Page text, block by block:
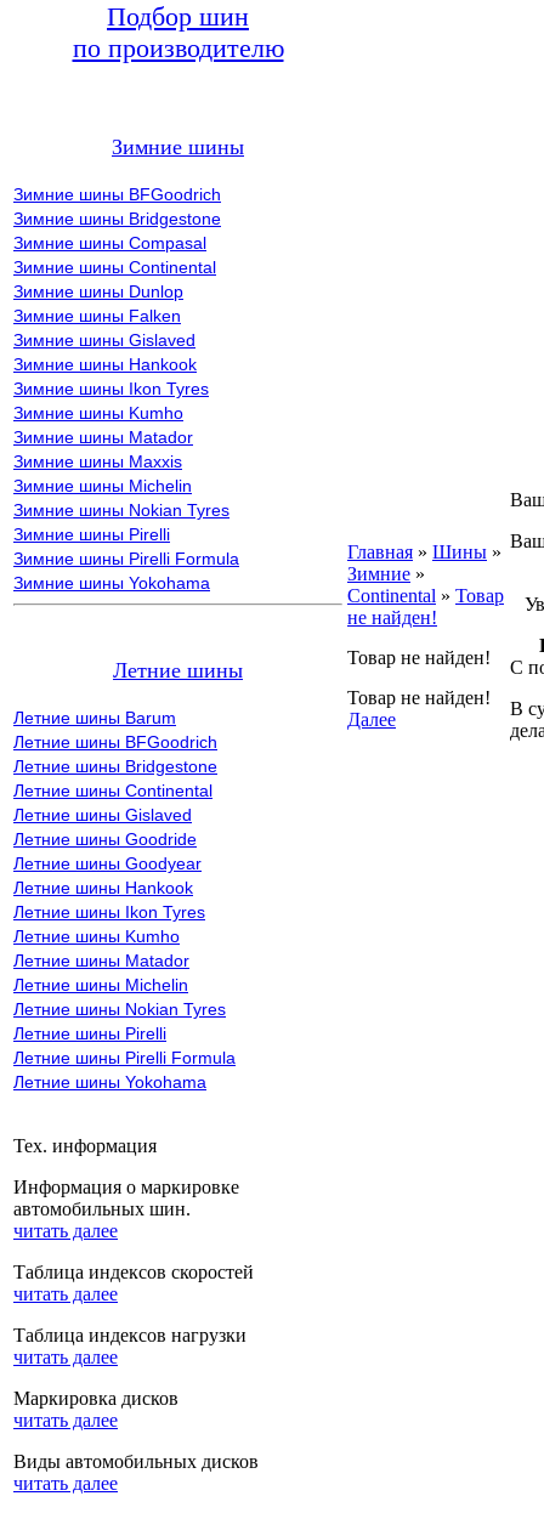
Подбор шин
по производителю
Зимние шины
Зимние шины BFGoodrich
Зимние шины Bridgestone
Зимние шины Compasal
Зимние шины Continental
Зимние шины Dunlop
Зимние шины Falken
Зимние шины Gislaved
Зимние шины Hankook
Зимние шины Ikon Tyres
Зимние шины Kumho
Зимние шины Matador
Зимние шины Maxxis
Зимние шины Michelin
Зимние шины Nokian Tyres
Зимние шины Pirelli
Зимние шины Pirelli Formula
Зимние шины Yokohama
Летние шины
Летние шины Barum
Летние шины BFGoodrich
Летние шины Bridgestone
Летние шины Continental
Летние шины Gislaved
Летние шины Goodride
Летние шины Goodyear
Летние шины Hankook
Летние шины Ikon Tyres
Летние шины Kumho
Летние шины Matador
Летние шины Michelin
Летние шины Nokian Tyres
Летние шины Pirelli
Летние шины Pirelli Formula
Летние шины Yokohama
Тех. информация
Информация о маркировке
автомобильных шин.
читать далее
Таблица индексов скоростей
читать далее
Таблица индексов нагрузки
читать далее
Маркировка дисков
читать далее
Виды автомобильных дисков
читать далее
Главная » Шины »
Зимние »
Continental » Товар
не найден!
Товар не найден!
Товар не найден!
Далее
С
В